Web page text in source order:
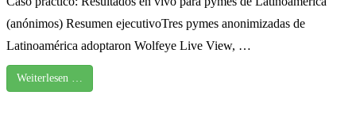
(anónimos) Resumen ejecutivoTres pymes anonimizadas de
Latinoamérica adoptaron Wolfeye Live View, …
Weiterlesen …